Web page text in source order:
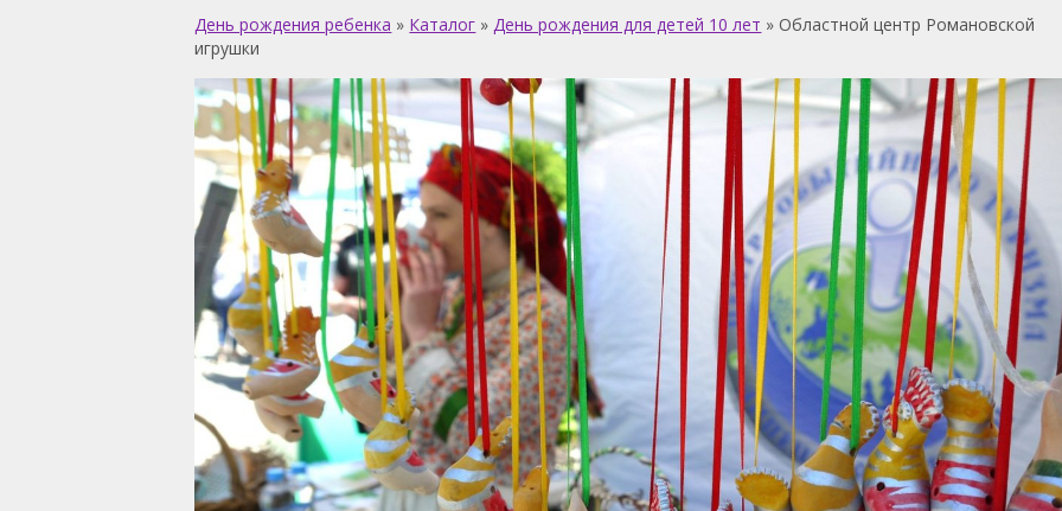
День рождения ребенка » Каталог »День рождения для детей 10 лет » Областной центр Романовской
игрушки